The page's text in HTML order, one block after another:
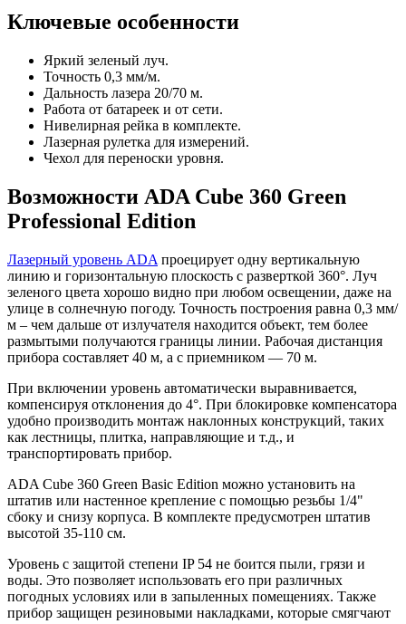
Ключевые особенности
Яркий зеленый луч.
Точность 0,3 мм/м.
Дальность лазера 20/70 м.
Работа от батареек и от сети.
Нивелирная рейка в комплекте.
Лазерная рулетка для измерений.
Чехол для переноски уровня.
Возможности ADA Cube 360 Green
Professional Edition
Лазерный уровень ADA проецирует одну вертикальную
линию и горизонтальную плоскость с разверткой 360°. Луч
зеленого цвета хорошо видно при любом освещении, даже на
улице в солнечную погоду. Точность построения равна 0,3 мм/
м – чем дальше от излучателя находится объект, тем более
размытыми получаются границы линии. Рабочая дистанция
прибора составляет 40 м, а с приемником — 70 м.
При включении уровень автоматически выравнивается,
компенсируя отклонения до 4°. При блокировке компенсатора
удобно производить монтаж наклонных конструкций, таких
как лестницы, плитка, направляющие и т.д., и
транспортировать прибор.
ADA Cube 360 Green Basic Edition можно установить на
штатив или настенное крепление с помощью резьбы 1/4"
сбоку и снизу корпуса. В комплекте предусмотрен штатив
высотой 35-110 см.
Уровень с защитой степени IP 54 не боится пыли, грязи и
воды. Это позволяет использовать его при различных
погодных условиях или в запыленных помещениях. Также
прибор защищен резиновыми накладками, которые смягчают